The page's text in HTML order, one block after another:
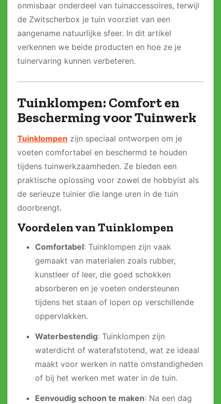
onmisbaar onderdeel van tuinaccessoires, terwijl
de Zwitscherbox je tuin voorziet van een
aangename natuurlijke sfeer. In dit artikel
verkennen we beide producten en hoe ze je
tuinervaring kunnen verbeteren.
Tuinklompen: Comfort en
Bescherming voor Tuinwerk
Tuinklompen zijn speciaal ontworpen om je
voeten comfortabel en beschermd te houden
tijdens tuinwerkzaamheden. Ze bieden een
praktische oplossing voor zowel de hobbyist als
de serieuze tuinier die lange uren in de tuin
doorbrengt.
Voordelen van Tuinklompen
Comfortabel: Tuinklompen zijn vaak
gemaakt van materialen zoals rubber,
kunstleer of leer, die goed schokken
absorberen en je voeten ondersteunen
tijdens het staan of lopen op verschillende
oppervlakken.
Waterbestendig: Tuinklompen zijn
waterdicht of waterafstotend, wat ze ideaal
maakt voor werken in natte omstandigheden
of bij het werken met water in de tuin.
Eenvoudig schoon te maken: Na een dag